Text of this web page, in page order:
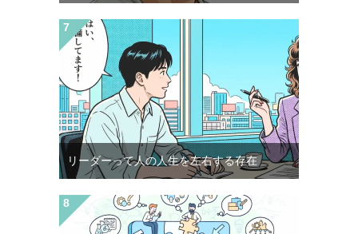
リーダーって人の人生を左右する存在